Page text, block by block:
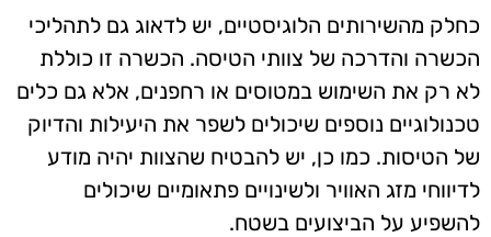
כחלק מהשירותים הלוגיסטיים, יש לדאוג גם לתהליכי
הכשרה והדרכה של צוותי הטיסה. הכשרה זו כוללת
לא רק את השימוש במטוסים או רחפנים, אלא גם כלים
טכנולוגיים נוספים שיכולים לשפר את היעילות והדיוק
של הטיסות. כמו כן, יש להבטיח שהצוות יהיה מודע
לדיווחי מזג האוויר ולשינויים פתאומיים שיכולים
להשפיע על הביצועים בשטח.